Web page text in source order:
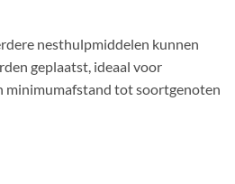
nesthulpmiddelen kunnen
geplaatst, ideaal voor
minimumafstand tot soortgenoten